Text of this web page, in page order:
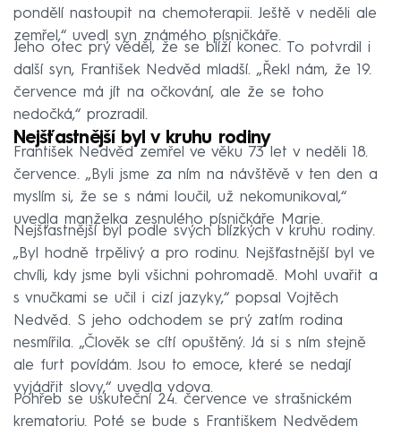
pondělí nastoupit na chemoterapii. Ještě v neděli ale
zemřel,“ uvedl syn známého písničkáře.
Jeho otec prý věděl, že se blíží konec. To potvrdil i
další syn, František Nedvěd mladší. „Řekl nám, že 19.
července má jít na očkování, ale že se toho
nedočká,“ prozradil.
Nejšťastnější byl v kruhu rodiny
František Nedvěd zemřel ve věku 73 let v neděli 18.
července. „Byli jsme za ním na návštěvě v ten den a
myslím si, že se s námi loučil, už nekomunikoval,“
uvedla manželka zesnulého písničkáře Marie.
Nejšťastnější byl podle svých blízkých v kruhu rodiny.
„Byl hodně trpělivý a pro rodinu. Nejšťastnější byl ve
chvíli, kdy jsme byli všichni pohromadě. Mohl uvařit a
s vnučkami se učil i cizí jazyky,“ popsal Vojtěch
Nedvěd. S jeho odchodem se prý zatím rodina
nesmířila. „Člověk se cítí opuštěný. Já si s ním stejně
ale furt povídám. Jsou to emoce, které se nedají
vyjádřit slovy,“ uvedla vdova.
Pohřeb se uskuteční 24. července ve strašnickém
krematoriu. Poté se bude s Františkem Nedvědem